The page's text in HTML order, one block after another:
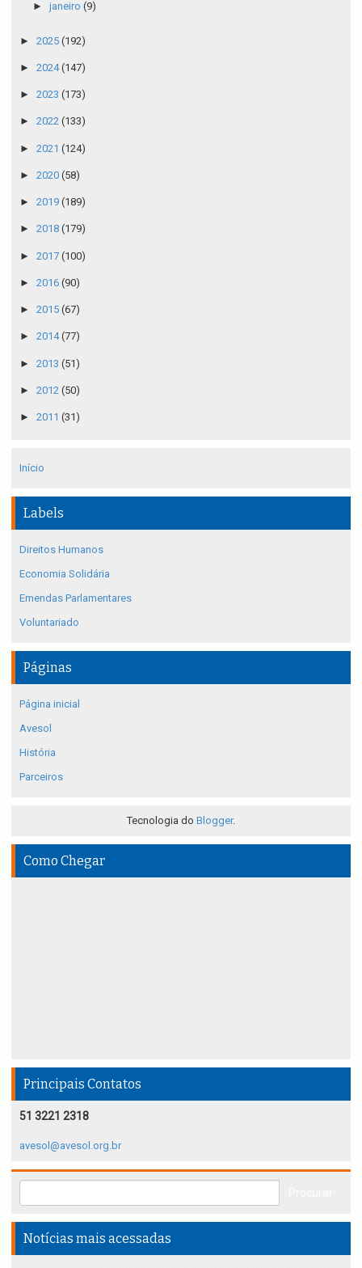
► janeiro (9)
► 2025 (192)
► 2024(147)
► 2023 (173)
► 2022 (133)
► 2021 (124)
► 2020 (58)
► 2019 (189)
► 2018 (179)
► 2017 (100)
► 2016 (90)
► 2015 (67)
► 2014(77)
► 2013 (51)
► 2012 (50)
► 2011 (31)
Início
Labels
Direitos Humanos
Economia Solidária
Emendas Parlamentares
Voluntariado
Páginas
Página inicial
Avesol
História
Parceiros
Tecnologia do Blogger.
Como Chegar
Principais Contatos
51 3221 2318
avesol@avesol.org.br
Notícias mais acessadas